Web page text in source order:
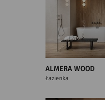
ALMERA WOOD
Łazienka